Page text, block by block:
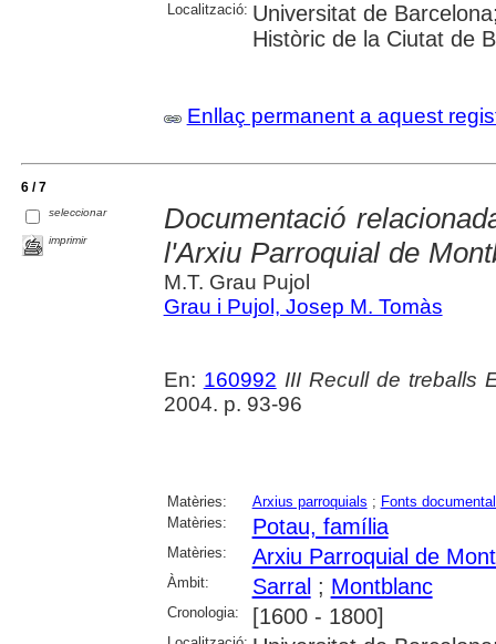
Localització: Universitat de
Històric de la Ciutat de
Enllaç permanent a aquest
6 / 7
seleccionar
imprimir
Documentació
l'Arxiu Parroquial de
M.T. Grau Pujol
Grau i Pujol, Josep M. Tomàs
En: 160992 III Recull de treballs
2004. p. 93-96
Matèries: Arxius parroquials ; Fonts
Matèries:
Potau, família
Matèries: Arxiu Parroquial de
Àmbit: Sarral; Montblanc
Cronologia: [1600 - 1800]